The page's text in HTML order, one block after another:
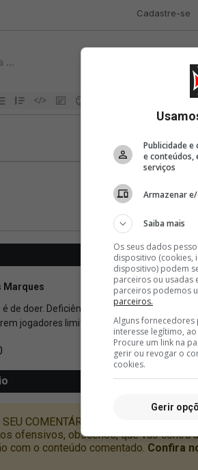
Publicidade
e conteúdos,
serviços
Armazenar
Saiba mais
Os seus dados
dispositivo (cookies,
dispositivo) podem
parceiros ou usadas
parceiros podemos
parceiros.
Alguns
interesse legítimo,
Procure um link na
gerir ou revogar o
cookies.
Gerir